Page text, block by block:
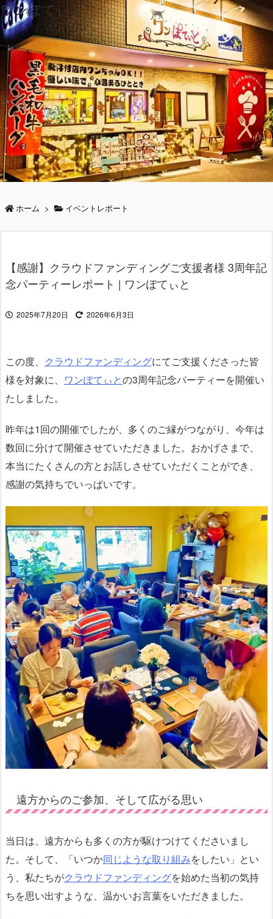
ワンぽてぃと
ホーム > イベントレポート
【感謝】クラウドファンディングご支援者様 3周年記
念パーティーレポート | ワンぽてぃと
2025年7月20日 2026年6月3日
この度、 クラウドファンディングにてご支援くださった皆
様を対象に、 ワンぽてぃとの3周年記念パーティーを開催い
たしました。
昨年は1回の開催でしたが、多くのご縁がつながり、今年は
数回に分けて開催させていただきました。おかげさまで、
本当にたくさんの方とお話しさせていただくことができ、
感謝の気持ちでいっぱいです。
遠方からのご参加、そして広がる思い
当日は、遠方からも多くの方が駆けつけてくださいまし
た。そして、「いつか同じような取り組みをしたい」とい
う、私たちがクラウドファンディングを始めた当初の気持
ちを思い出すような、温かいお言葉をいただきました。